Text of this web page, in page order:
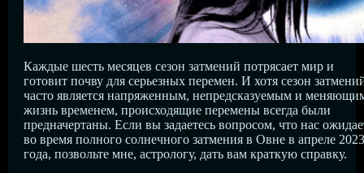
Каждые шесть месяцев сезон затмений потрясает мир и
готовит почву для серьезных перемен. И хотя сезон
часто является напряженным, непредсказуемым и
жизнь временем, происходящие перемены всегда были
предначертаны. Если вы задаетесь вопросом, что нас
во время полного солнечного затмения в Овне в апреле 2023
года, позвольте мне, астрологу, дать вам краткую справку.